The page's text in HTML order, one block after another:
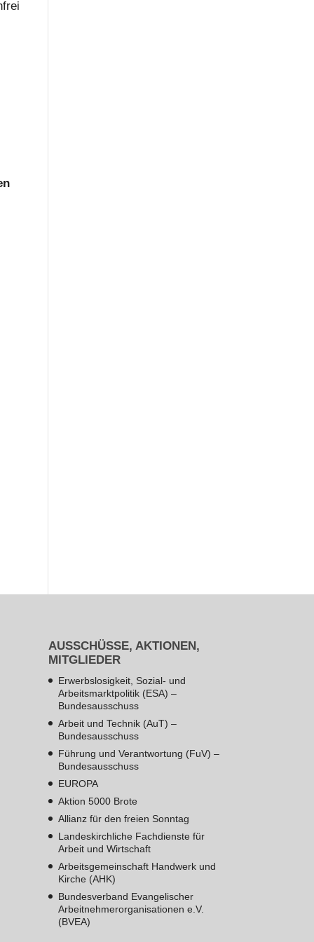
AUSSCHÜSSE, AKTIONEN,
MITGLIEDER
Erwerbslosigkeit, Sozial- und
Arbeitsmarktpolitik (ESA) –
Bundesausschuss
Arbeit und Technik (AuT) –
Bundesausschuss
Führung und Verantwortung (FuV) –
Bundesausschuss
EUROPA
Aktion 5000 Brote
Allianz für den freien Sonntag
Landeskirchliche Fachdienste für
Arbeit und Wirtschaft
Arbeitsgemeinschaft Handwerk und
Kirche (AHK)
Bundesverband Evangelischer
Arbeitnehmerorganisationen e.V.
(BVEA)